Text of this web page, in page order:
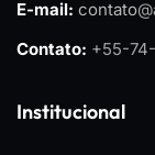
E-mail: contato
Contato: +55-
Institucional